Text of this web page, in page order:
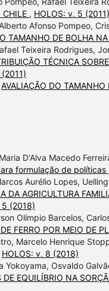
CHILE , HOLOS: v. 5 (2011)
Afonso Pompeo,
TAMANHO DE BOLHA
Teixeira Rodrigues,
TÉCNICA
AVALIAÇÃO DO TAMANHO
D'Alva Macedo
formulação de políticas
Aurélio Lopes,
DA AGRICULTURA
5 (2018)
Olímpio Barcelos,
FERRO POR MEIO DE
Marcelo Henrique
HOLOS: v. 8 (2018)
Yokoyama, Osvaldo
DE EQUILÍBRIO NA